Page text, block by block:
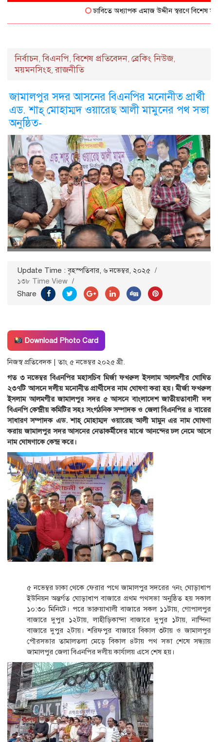
ঢাবিতে অধ্যাপক এমাজ উদ্দীন স্বরণে বিশেষ
নির্বাচন,বিএনপি,বিশেষ প্রতিবেদন, ব্রেকিং নিউজ,
ময়মনসিংহ,রাজনীতি
জামালপুর সদর আসনের বিএনপির মনোনীত প্রার্থী
এড. শাহ্ মোহাম্মদ ওয়ারেছ আলী মামুনের পথ সভা
অনুষ্ঠিত-
Update Time : বৃহস্পতিবার, ৬ নভেম্বর, ২০২৫ /
১৩৮ Time View /
Share
Download Photo Card
নিজস্ব প্রতিবেদক | তাং ৫ নভেম্বর ২০২৫ খ্রী.
গত ৩ নভেম্বর বিএনপির মহাসচিব মির্জা ফখরুল ইসলাম আলমগীর ঘোষিত
২৩৭টি আসনে দলীয় মনোনীত প্রার্থীদের নাম ঘোষণা করা হয়। মীর্জা ফখরুল
ইসলাম আলমগীর জামালপুর সদর ৫ আসনে বাংলাদেশ জাতীয়তাবাদী দল
বিএনপি কেন্দ্রীয় কমিটির সহঃ সংগঠনিক সম্পাদক ও জেলা বিএনপির ৪ বারের
সাধারণ সম্পাদক এড. শাহ্ মোহাম্মদ ওয়ারেছ আলী মামুন এর নাম ঘোষণা
করায় জামালপুর সদর আসনের নেতাকর্মীদের মাঝে আনন্দের ঢল নেমে আসে
নাম ঘোষণাকে কেন্দ্র করে।
৫ নভেম্বর ঢাকা থেকে ফেরার পথে জামালপুর সদরের ৭নং ঘোড়াধাপ
ইউনিয়ন অন্তর্গত ঘোড়াধাপ বাজারে প্রথম পথসভা অনুষ্ঠিত হয় সকাল
১০:৩০ মিনিটে। পরে ভারুয়াখালী বাজারে সকল ১১টায়, গোপালপুর
বাজারে দুপুর ১২টায়, লাহীড়িকান্দা বাজারে দুপুর ১টায়, নান্দিনা
বাজারে দুপুর ২টায়। শরিফপুর বাজারে বিকাল ৩টায় ও জামালপুর
পৌরসভার তামালতলা মেড়ে বিকাল ৪টায় পথ সভা শেষে সন্ধ্যায়
জামালপুর জেলা বিএনপির দলীয় কার্যালয় এসে শেষ হয়।